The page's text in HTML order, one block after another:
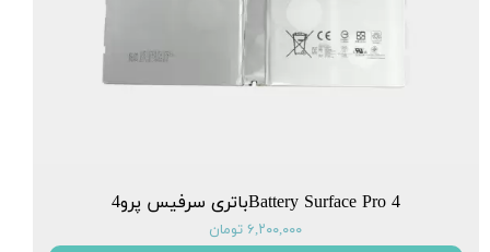
Battery Surface Pro 4باتری سرفیس پرو4
۶,۲۰۰,۰۰۰ تومان